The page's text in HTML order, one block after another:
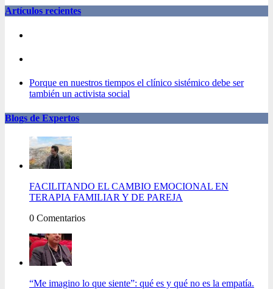
Artículos recientes
Porque en nuestros tiempos el clínico sistémico debe ser
también un activista social
Blogs de Expertos
FACILITANDO EL CAMBIO EMOCIONAL EN
TERAPIA FAMILIAR Y DE PAREJA
0 Comentarios
“Me imagino lo que siente”: qué es y qué no es la empatía.